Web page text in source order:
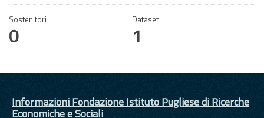
Sostenitori
0
Dataset
1
Informazioni Fondazione Istituto Pugliese di Ricerche
Economiche e Sociali